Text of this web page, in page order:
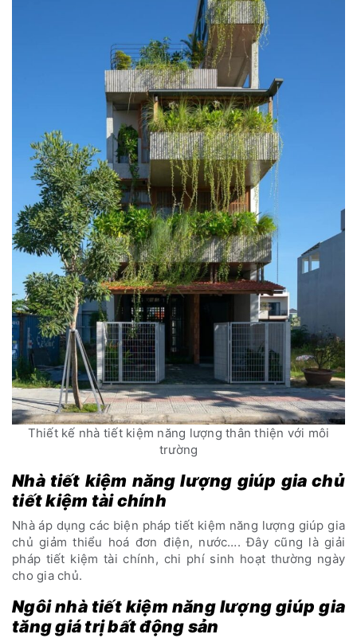
Thiết kế nhà tiết kiệm năng lượng thân thiện với môi
trường
Nhà tiết kiệm năng lượng giúp gia chủ
tiết kiệm tài chính
Nhà áp dụng các biện pháp tiết kiệm năng lượng giúp gia
chủ giảm thiểu hoá đơn điện, nước…. Đây cũng là giải
pháp tiết kiệm tài chính, chi phí sinh hoạt thường ngày
cho gia chủ.
Ngôi nhà tiết kiệm năng lượng giúp gia
tăng giá trị bất động sản